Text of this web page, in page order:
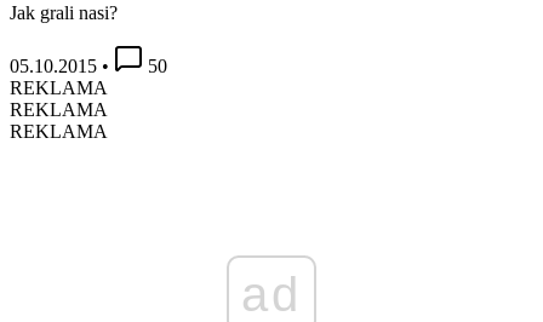
Jak grali nasi?
05.10.2015 •
50
REKLAMA
REKLAMA
REKLAMA
ad